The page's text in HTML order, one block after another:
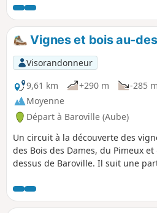
campagne ouverte et ses vertes
prairies, longeant la plage et la
ce circuit résume tous les attraits
Parc Naturel Régional de la Forêt
d’Orient.
Vignes et bois au-
Visorandonneur
9,61 km
+290 m -285 m
Moyenne
Départ à Baroville (Aube)
Un circuit à la découverte des
des Bois des Dames, du Pimeux
dessus de Baroville. Il suit une
Via Francigena (chemin emprunté
rendant à Rome).